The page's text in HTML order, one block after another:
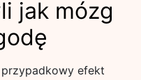
jak mózg
efekt